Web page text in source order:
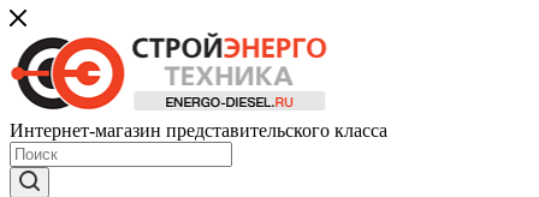
Интернет-магазин представительского класса